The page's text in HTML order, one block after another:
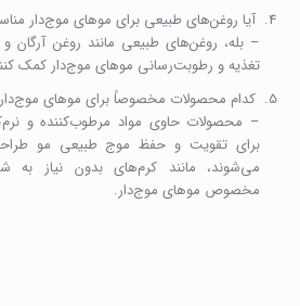
آیا روغن‌های طبیعی برای موهای موج‌دار
– بله، روغن‌های طبیعی مانند روغن آرگان
تغذیه و رطوبت‌رسانی موهای موج‌دار کمک
کدام محصولات مخصوصاً برای موهای
– محصولات حاوی مواد مرطوب‌کننده و
برای تقویت و حفظ موج طبیعی مو
می‌شوند، مانند کرم‌های بدون نیاز
مخصوص موهای موج‌دار.